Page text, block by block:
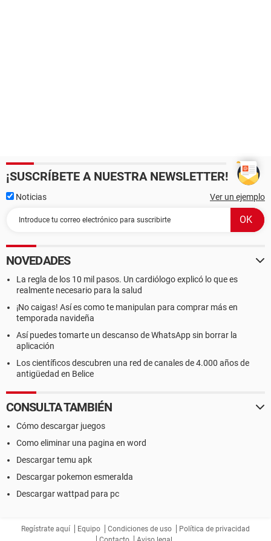
¡SUSCRÍBETE A NUESTRA NEWSLETTER!
Noticias Ver un ejemplo
NOVEDADES
La regla de los 10 mil pasos. Un cardiólogo explicó lo que es
realmente necesario para la salud
¡No caigas! Así es como te manipulan para comprar más en
temporada navideña
Así puedes tomarte un descanso de WhatsApp sin borrar la
aplicación
Los científicos descubren una red de canales de 4.000 años de
antigüedad en Belice
CONSULTA TAMBIÉN
Cómo descargar juegos
Como eliminar una pagina en word
Descargar temu apk
Descargar pokemon esmeralda
Descargar wattpad para pc
Regístrate aquí Equipo Condiciones de uso
Política de privacidad